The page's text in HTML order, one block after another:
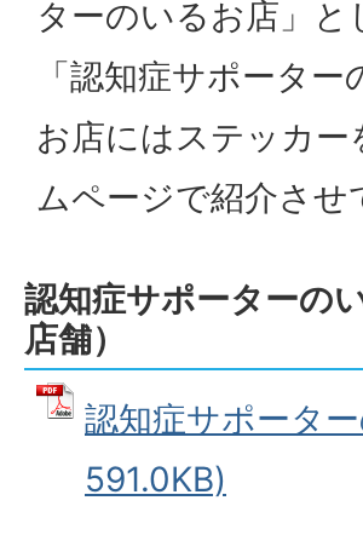
ターのいるお店」と
「認知症サポータ
お店にはステッカ
ムページで紹介さ
認知症サポーターの
店舗）
認知症サポータ
591.0KB)